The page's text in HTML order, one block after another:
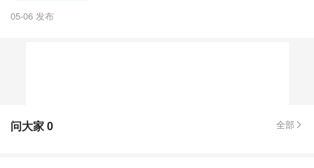
05-06 发布
问大家0 全部